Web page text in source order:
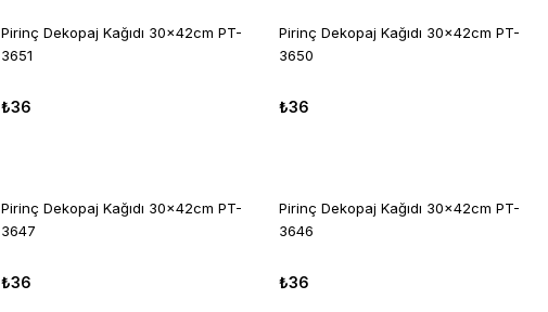
Pirinç Dekopaj Kağıdı 30x42cm PT-
3651
₺36
Pirinç Dekopaj Kağıdı 30x42cm PT-
3650
₺36
Pirinç Dekopaj Kağıdı 30x42cm PT-
3647
₺36
Pirinç Dekopaj Kağıdı 30x42cm PT-
3646
₺36